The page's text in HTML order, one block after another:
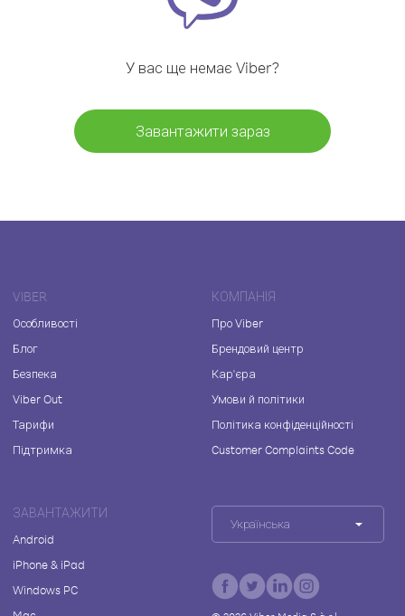
У вас ще немає Viber?
Завантажити зараз
VIBER
Особливості
Блог
Безпека
Viber Out
Тарифи
Підтримка
КОМПАНІЯ
Про Viber
Брендовий центр
Кар'єра
Умови й політики
Політика конфіденційності
Customer Complaints Code
ЗАВАНТАЖИТИ
Android
iPhone & iPad
Windows PC
Українська